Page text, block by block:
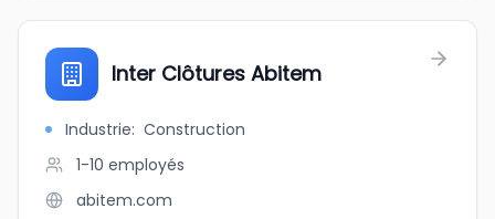
Inter Clôtures Abitem
Industrie: Construction
1-10 employés
abitem.com